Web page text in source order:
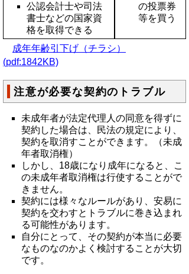
公認会計士や司法
書士などの国家資
格を取得できる
の投票券
等を買う
成年年齢引下げ（チラシ）
(pdf:1842KB)
注意が必要な契約のトラブル
未成年者が法定代理人の同意を得ずに
契約した場合は、民法の規定により、
契約を取消すことができます。（未成
年者取消権）
しかし、18歳になり成年になると、こ
の未成年者取消権は行使することがで
きません。
契約には様々なルールがあり、安易に
契約を交わすとトラブルに巻き込まれ
る可能性があります。
自分にとって、その契約が本当に必要
なものなのかよく検討することが大切
です。